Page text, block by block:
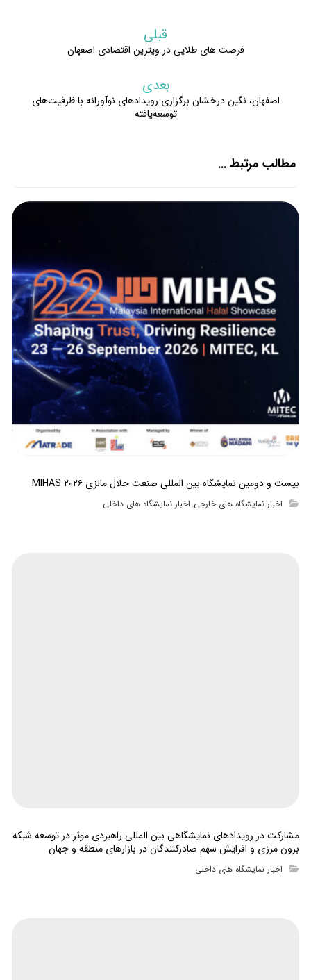
قبلی
فرصت هاى طلایى در ویترین اقتصادى اصفهان
بعدی
اصفهان، نگین درخشان برگزاری رویدادهای نوآورانه با ظرفیت‌های
توسعه‌یافته
مطالب مرتبط ...
بیست و دومین نمایشگاه بین المللی صنعت حلال مالزی MIHAS ۲۰۲۶
اخبار نمایشگاه های خارجی, اخبار نمایشگاه های داخلی
مشارکت در رویدادهای نمایشگاهی بین المللی راهبردی موثر در توسعه شبکه
برون مرزی و افزایش سهم صادرکنندگان در بازارهای منطقه و جهان
اخبار نمایشگاه های داخلی